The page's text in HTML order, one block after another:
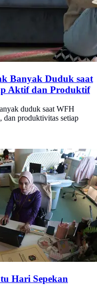
Banyak Duduk saat
Aktif dan Produktif
duduk saat WFH
dan produktivitas setiap
Hari Sepekan